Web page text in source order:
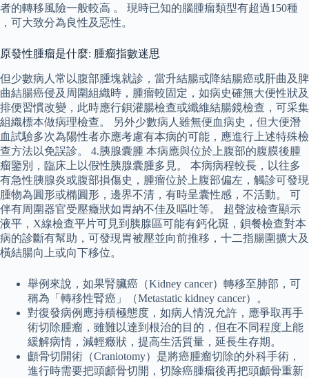
者的轉移風險一般較高 。 現時已知的腦腫瘤類型有超過150種
，可大致分為良性及惡性。
原發性腫瘤是什麼: 腫瘤指數迷思
但少數病人常以腹部腫塊就診，當升結腸或降結腸癌或肝曲及脾
曲結腸癌侵及周圍組織時，腫瘤較固定，如病史確無大便性狀及
排便習慣改變，此時應行鋇灌腸檢查或纖維結腸鏡檢查，可采集
組織標本做病理檢查。 另外少數病人雖無便血病史，但大便潛
血試驗多次為陽性者亦應考慮有本病的可能，應進行上述特殊檢
查方法以免誤診。 4.胰腺囊腫 本病應與位於上腹部的腹膜後腫
瘤鑒別，臨床上以假性胰腺囊腫多見。 本病病程較長，以往多
有急性胰腺炎或腹部損傷史，腫瘤位於上腹部偏左，觸診可發現
腫物為圓形或橢圓形，邊界不清，有時呈囊性感，不活動。 可
伴有周圍器官受壓癥狀如胃納不佳及嘔吐等。 超聲波檢查顯示
液平，X線檢查平片可見到胰腺區可能有鈣化斑，鋇餐檢查對本
病的診斷有幫助，可發現胃被壓並向前推移，十二指腸圍擴大及
橫結腸向上或向下移位。
舉例來說，如果腎臟癌（Kidney cancer）轉移至肺部，可
稱為「轉移性腎癌」（Metastatic kidney cancer）。
對復發病例應持積極態度，如病人情況允許，應爭取再手
術切除腫瘤，雖難以達到根治的目的，但在不同程度上能
緩解病情，減輕癥狀，提高生活質量，延長生存期。
顱骨切開術（Craniotomy）是將癌腫瘤切除的外科手術，
進行時需要把頭顱骨切開，切除癌腫瘤後再把頭顱骨重新